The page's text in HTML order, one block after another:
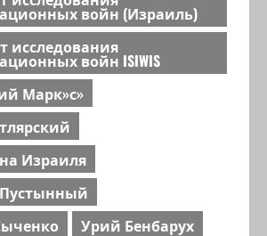
войн (Израиль)
исследования
войн ISIWIS
Марк»с»
Израиля
Урий Бенбарух